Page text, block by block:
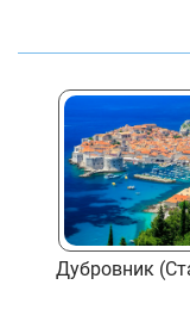
Дубровник